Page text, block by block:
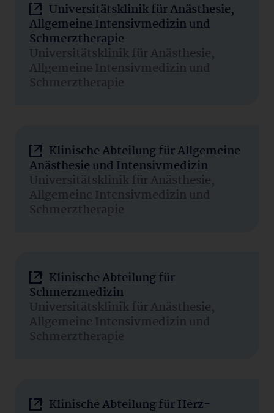
Universitätsklinik für Anästhesie,
Allgemeine Intensivmedizin und
Schmerztherapie
Universitätsklinik für Anästhesie,
Allgemeine Intensivmedizin und
Schmerztherapie
Klinische Abteilung für Allgemeine
Anästhesie und Intensivmedizin
Universitätsklinik für Anästhesie,
Allgemeine Intensivmedizin und
Schmerztherapie
Klinische Abteilung für
Schmerzmedizin
Universitätsklinik für Anästhesie,
Allgemeine Intensivmedizin und
Schmerztherapie
Klinische Abteilung für Herz-